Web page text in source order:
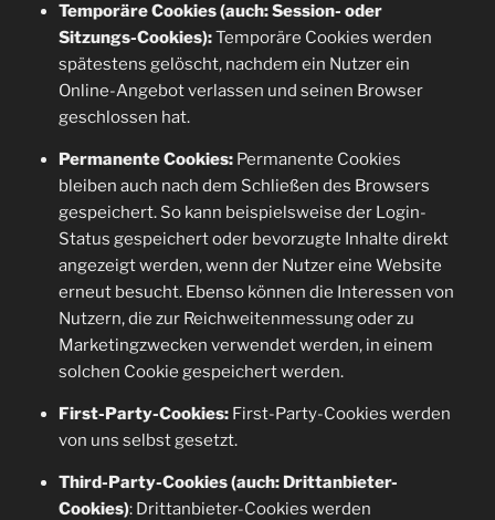
Temporäre Cookies (auch: Session- oder
Sitzungs-Cookies):Temporäre Cookies werden
spätestens gelöscht, nachdem ein Nutzer ein
Online-Angebot verlassen und seinen Browser
geschlossen hat.
Permanente Cookies:Permanente Cookies
bleiben auch nach dem Schließen des Browsers
gespeichert. So kann beispielsweise der Login-
Status gespeichert oder bevorzugte Inhalte direkt
angezeigt werden, wenn der Nutzer eine Website
erneut besucht. Ebenso können die Interessen von
Nutzern, die zur Reichweitenmessung oder zu
Marketingzwecken verwendet werden, in einem
solchen Cookie gespeichert werden.
First-Party-Cookies:First-Party-Cookies werden
von uns selbst gesetzt.
Third-Party-Cookies (auch: Drittanbieter-
Cookies): Drittanbieter-Cookies werden